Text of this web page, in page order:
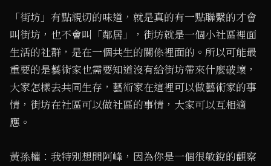
「街坊」有點親切的味道，就是真的有一點聯繫的才會
叫街坊，也不會叫「鄰居」，街坊就是一個小社區裡面
生活的社群，是在一個共生的關係裡面的。所以可能最
重要的是藝術家也需要知道沒有給街坊帶來什麼破壞，
大家怎樣去共同生存，藝術家在這裡可以做藝術家的事
情，街坊在社區可以做社區的事情，大家可以互相適
應。
黃孫權：我特別想問阿峰，因為你是一個很敏銳的觀察